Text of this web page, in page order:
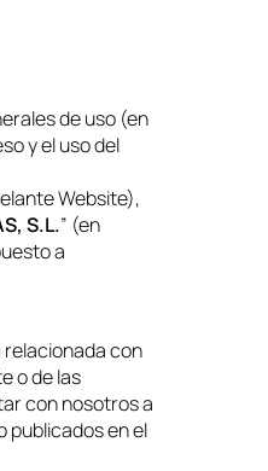
de uso (en
y el uso del
Website),
S.L.” (en
a
con
o de las
con nosotros a
publicados en el